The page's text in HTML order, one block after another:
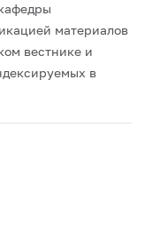
материалов
вестнике и
в